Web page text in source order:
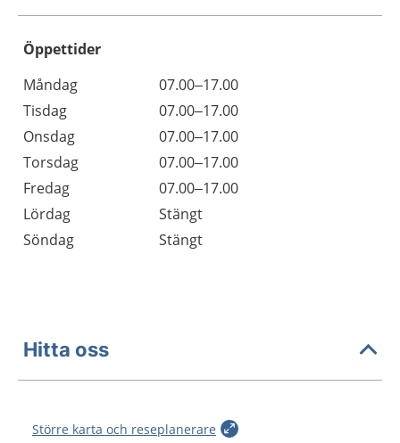
Öppettider
Dag
Öppettider
Kommentarer
Måndag
07.00–17.00
Tisdag
07.00–17.00
Onsdag
07.00–17.00
Torsdag
07.00–17.00
Fredag
07.00–17.00
Lördag
Stängt
Söndag
Stängt
Hitta oss
Större karta och reseplanerare